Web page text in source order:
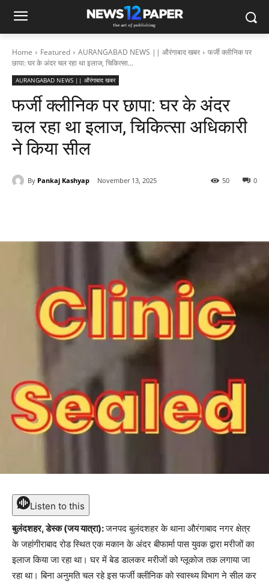
Home Featured AURANGABAD NEWS || औरंगाबाद खबर
फर्जी क्लीनिक पर
छापा: घर के अंदर चल रहा था इलाज, चिकित्सा...
AURANGABAD NEWS || औरंगाबाद खबर
फर्जी क्लीनिक पर छापा: घर के अंदर
चल रहा था इलाज, चिकित्सा अधिकारी
ने किया सील
By Pankaj Kashyap November 13, 2025 0
50
Listen to this
बुलंदशहर, डेस्क (जय यात्रा):जनपद बुलंदशहर के थाना औरंगाबाद नगर क्षेत्र
के जहांगीराबाद रोड स्थित एक मकान के अंदर बीफार्मा पास युवक द्वारा मरीजों का
इलाज किया जा रहा था। घर में बेड डालकर मरीजों को ग्लूकोज तक लगाया जा
रहा था। बिना अनुमति चल रहे इस फर्जी क्लीनिक को स्वास्थ्य विभाग ने सील कर